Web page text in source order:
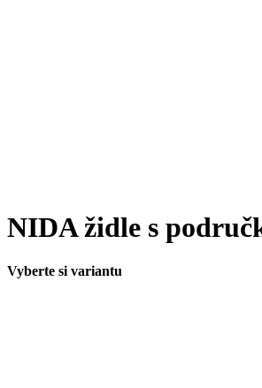
NIDA židle s
Vyberte si variantu